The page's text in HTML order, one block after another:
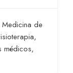
de
médicos,